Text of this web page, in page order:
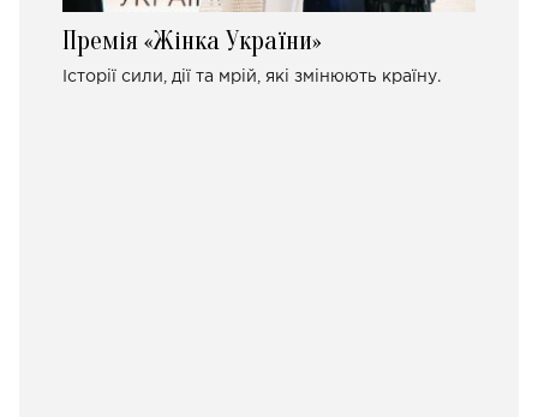
Премія «Жінка України»
Історії сили, дії та мрій, які змінюють країну.